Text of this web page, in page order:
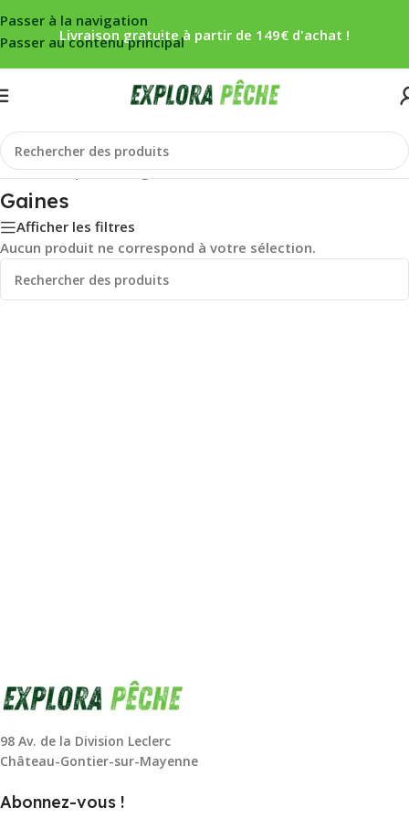
Passer à la navigation
Passer au contenu principal
Livraison gratuite à partir de 149€ d'achat !
Accueil/Carpe/Montage/Gaines
Gaines
Afficher les filtres
Aucun produit ne correspond à votre sélection.
98 Av. de la Division Leclerc
Château-Gontier-sur-Mayenne
Abonnez-vous !